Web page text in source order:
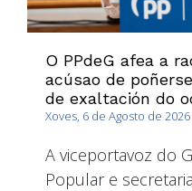
O PPdeG afea a
acúsao de
de exaltación do
Xoves, 6 de Agosto de 2026
A viceportavoz do
Popular e